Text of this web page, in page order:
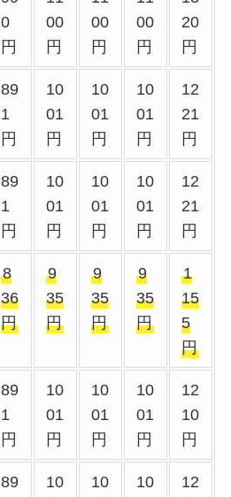
0
円
00
円
00
円
00
円
20
円
89
1
円
10
01
円
10
01
円
10
01
円
12
21
円
89
1
円
10
01
円
10
01
円
10
01
円
12
21
円
8
36
円
9
35
円
9
35
円
9
35
円
1
15
5
円
89
1
円
10
01
円
10
01
円
10
01
円
12
10
円
89
10
10
10
12